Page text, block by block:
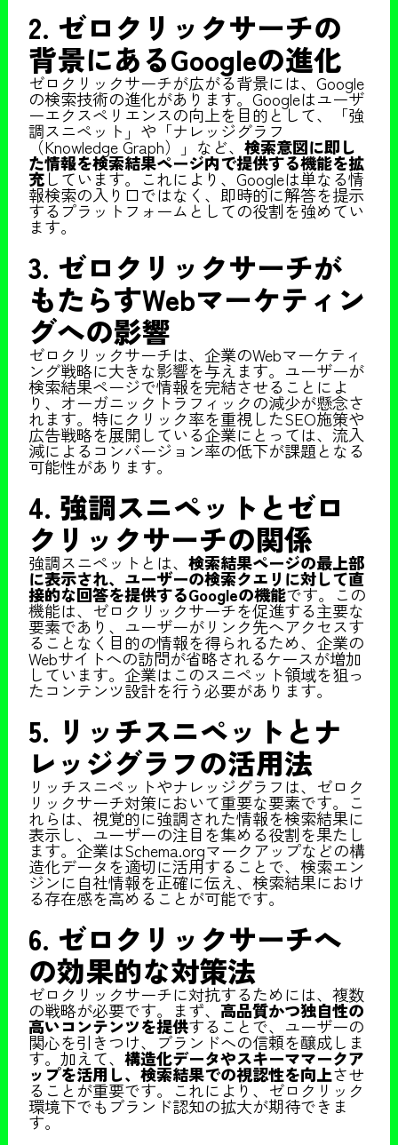
2. ゼロクリックサーチの
背景にあるGoogleの進化
ゼロクリックサーチが広がる背景には、Google
の検索技術の進化があります。Googleはユーザ
ーエクスペリエンスの向上を目的として、「強
調スニペット」や「ナレッジグラフ
（Knowledge Graph）」など、 検索意図に即し
た情報を検索結果ページ内で提供する機能を拡
充しています。これにより、Googleは単なる情
報検索の入り口ではなく、即時的に解答を提示
するプラットフォームとしての役割を強めてい
ます。
3. ゼロクリックサーチが
もたらすWebマーケティン
グへの影響
ゼロクリックサーチは、企業のWebマーケティ
ング戦略に大きな影響を与えます。ユーザーが
検索結果ページで情報を完結させることによ
り、オーガニックトラフィックの減少が懸念さ
れます。特にクリック率を重視したSEO施策や
広告戦略を展開している企業にとっては、流入
減によるコンバージョン率の低下が課題となる
可能性があります。
4. 強調スニペットとゼロ
クリックサーチの関係
強調スニペットとは、 検索結果ページの最上部
に表示され、ユーザーの検索クエリに対して直
接的な回答を提供するGoogleの機能です。この
機能は、ゼロクリックサーチを促進する主要な
要素であり、ユーザーがリンク先へアクセスす
ることなく目的の情報を得られるため、企業の
Webサイトへの訪問が省略されるケースが増加
しています。企業はこのスニペット領域を狙っ
たコンテンツ設計を行う必要があります。
5. リッチスニペットとナ
レッジグラフの活用法
リッチスニペットやナレッジグラフは、ゼロク
リックサーチ対策において重要な要素です。こ
れらは、視覚的に強調された情報を検索結果に
表示し、ユーザーの注目を集める役割を果たし
ます。企業はSchema.orgマークアップなどの構
造化データを適切に活用することで、検索エン
ジンに自社情報を正確に伝え、検索結果におけ
る存在感を高めることが可能です。
6. ゼロクリックサーチへ
の効果的な対策法
ゼロクリックサーチに対抗するためには、複数
の戦略が必要です。まず、 高品質かつ独自性の
高いコンテンツを提供することで、ユーザーの
関心を引きつけ、ブランドへの信頼を醸成しま
す。加えて、 構造化データやスキーママークア
ップを活用し、検索結果での視認性を向上させ
ることが重要です。これにより、ゼロクリック
環境下でもブランド認知の拡大が期待できま
す。